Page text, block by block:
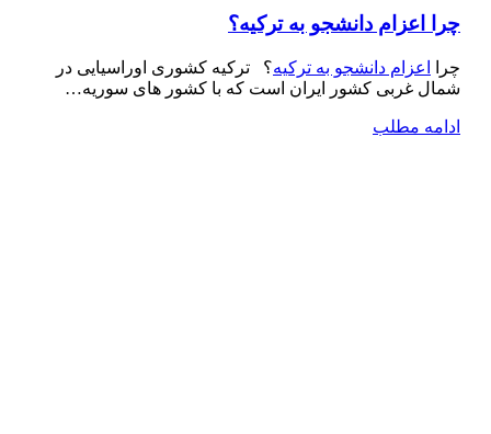
چرا اعزام دانشجو به ترکیه؟
چرا اعزام دانشجو به ترکیه؟ ترکیه کشوری اوراسیایی در
شمال غربی کشور ایران است که با کشور های سوریه…
ادامه مطلب